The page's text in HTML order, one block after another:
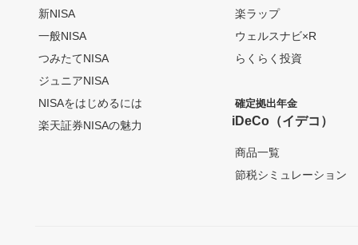
新NISA
一般NISA
つみたてNISA
ジュニアNISA
NISAをはじめるには
楽天証券NISAの魅力
楽ラップ
ウェルスナビ×R
らくらく投資
確定拠出年金
iDeCo（イデコ）
商品一覧
節税シミュレーション